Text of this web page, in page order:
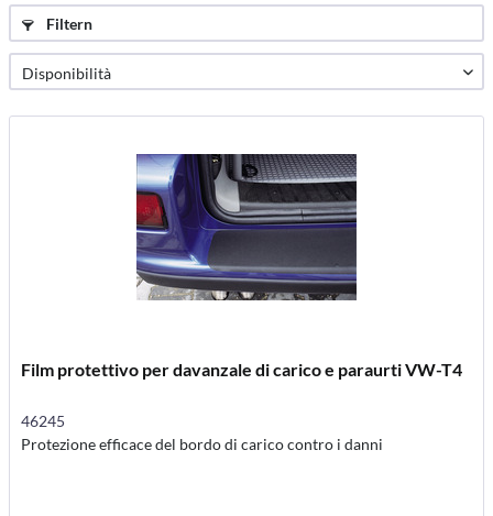
Filtern
Film protettivo per davanzale di carico e paraurti VW-T4
46245
Protezione efficace del bordo di carico contro i danni